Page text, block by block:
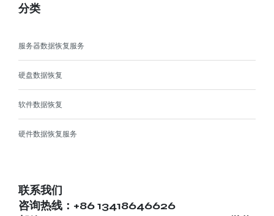
分类
服务器数据恢复服务
硬盘数据恢复
软件数据恢复
硬件数据恢复服务
联系我们
咨询热线：+86 13418646626